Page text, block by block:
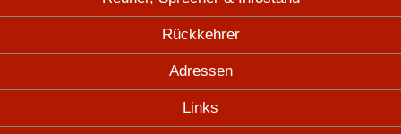
Rückkehrer
Adressen
Links